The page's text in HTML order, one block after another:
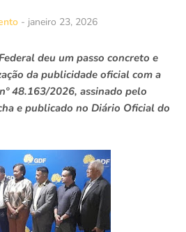
- janeiro 23, 2026
deu um passo concreto e
da publicidade oficial com a
48.163/2026, assinado pelo
e publicado no Diário Oficial do